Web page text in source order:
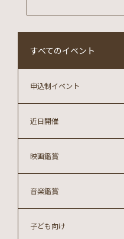
すべてのイベント
子ども向け
音楽鑑賞
映画鑑賞
近日開催
申込制イベント